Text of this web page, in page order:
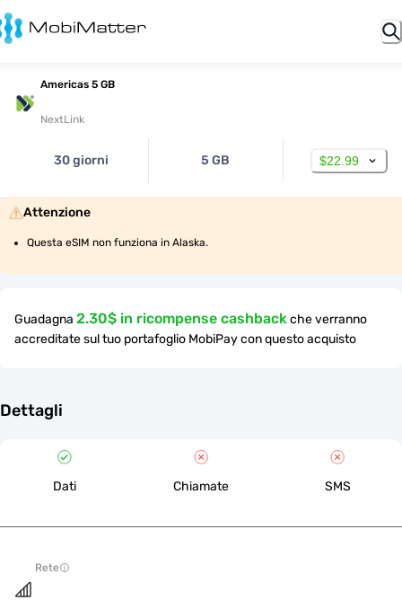
Americas 5 GB
NextLink
30 giorni 5 GB $22.99
Attenzione
Questa eSIM non funziona in Alaska.
Guadagna 2.30$ in ricompense cashbackche verranno
accreditate sul tuo portafoglio MobiPay con questo acquisto
Dettagli
Dati Chiamate SMS
Rete